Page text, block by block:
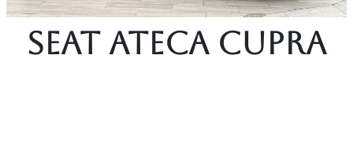
Seat Ateca Cupra